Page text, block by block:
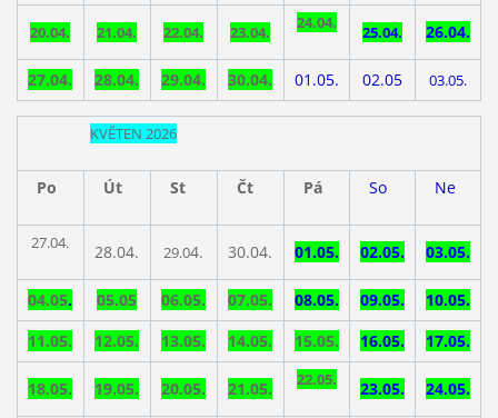
20.04. 21.04. 22.04. 23.04. 24.04. 25.04. 26.04.
27.04. 28.04. 29.04. 30.04. 01.05. 02.05 03.05.
KVĚTEN 2026
Po Út St Čt Pá So Ne
27.04. 28.04. 29.04. 30.04. 01.05. 02.05. 03.05.
04.05. 05.05 06.05. 07.05. 08.05. 09.05.
10.05.
11.05.
12.05. 13.05. 14.05. 15.05. 16.05. 17.05.
18.05. 19.05. 20.05. 21.05. 22.05. 23.05. 24.05.